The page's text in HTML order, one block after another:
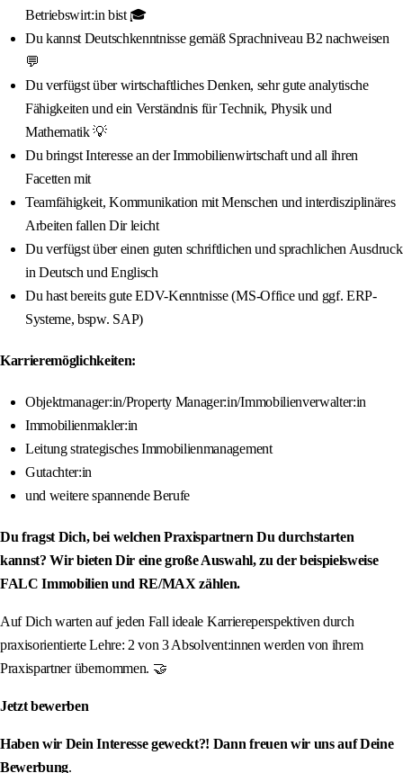
Betriebswirt:in bist 🎓
Du kannst Deutschkenntnisse gemäß Sprachniveau B2 nachweisen
💬
Du verfügst über wirtschaftliches Denken, sehr gute analytische
Fähigkeiten und ein Verständnis für Technik, Physik und
Mathematik 💡
Du bringst Interesse an der Immobilienwirtschaft und all ihren
Facetten mit
Teamfähigkeit, Kommunikation mit Menschen und interdisziplinäres
Arbeiten fallen Dir leicht
Du verfügst über einen guten schriftlichen und sprachlichen Ausdruck
in Deutsch und Englisch
Du hast bereits gute EDV-Kenntnisse (MS-Office und ggf. ERP-
Systeme, bspw. SAP)
Karrieremöglichkeiten:
Objektmanager:in/Property Manager:in/Immobilienverwalter:in
Immobilienmakler:in
Leitung strategisches Immobilienmanagement
Gutachter:in
und weitere spannende Berufe
Du fragst Dich, bei welchen Praxispartnern Du durchstarten
kannst? Wir bieten Dir eine große Auswahl, zu der beispielsweise
FALC Immobilien und RE/MAX zählen.
Auf Dich warten auf jeden Fall ideale Karriereperspektiven durch
praxisorientierte Lehre: 2 von 3 Absolvent:innen werden von ihrem
Praxispartner übernommen. 🤝
Jetzt bewerben
Haben wir Dein Interesse geweckt?! Dann freuen wir uns auf Deine
Bewerbung.